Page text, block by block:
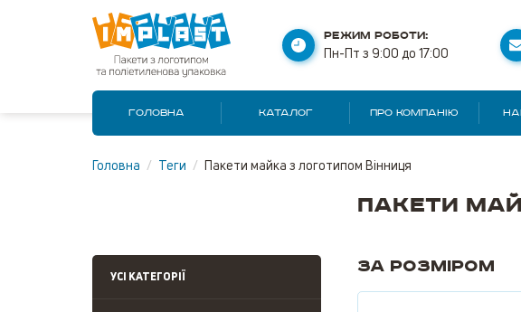
РЕЖИМ РОБОТИ:
Пн-Пт з 9:00 до 17:00
ГОЛОВНА КАТАЛОГ ПРО КОМПАНІЮ
Головна / Теги / Пакети майка з логотипом Вінниця
Пакети
УСІ КАТЕГОРІЇ За розміром